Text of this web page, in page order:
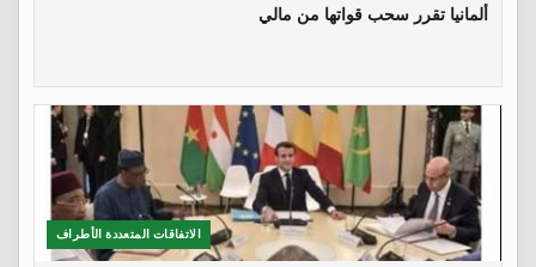
ألمانيا تقرر سحب قواتها من مالي
الاتفاقات المتعددة الأطراف